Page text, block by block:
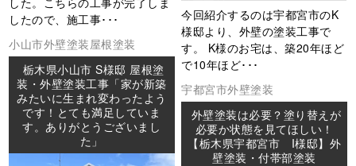
したので、施工事･･･
今回紹介するのは宇都宮市のK
様邸より、外壁の塗装工事で
す。 K様のお宅は、築20年ほど
で10年ほど･･･
小山市外壁塗装屋根塗装
栃木県小山市 S様邸 屋根塗
装・外壁塗装工事「家が新築
みたいに生まれ変わったよう
です！とても満足していま
す。ありがとうございまし
た」
宇都宮市外壁塗装
外壁塗装は必要？塗り替えが
必要か状態を見てほしい！
【栃木県宇都宮市 I様邸】外
壁塗装・付帯部塗装